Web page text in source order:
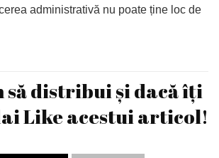
administrativă nu poate ține loc de
să distribui și dacă îți
Like acestui articol!